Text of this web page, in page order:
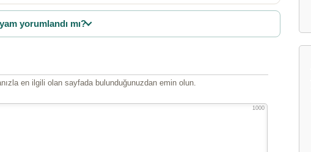
yorumlandı mı?
en ilgili olan sayfada bulunduğunuzdan emin olun.
1000